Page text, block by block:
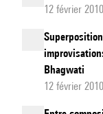
12 février
Bhagwati
12 février